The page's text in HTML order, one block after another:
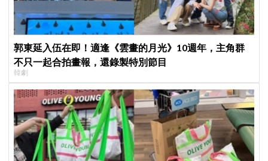
郭東延入伍在即！適逢《雲畫的月光》10週年，主角群
不只一起合拍畫報，還錄製特別節目
韓劇